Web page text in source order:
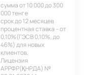
сумма от 10 000 до 300
000 тенге
срок до 12 месяцев
процентная ставка – от
0,10%(ГЭСВ 0,10%, до
46%) для новых
клиентов.
Лицензия
АРРФР(ҚНРДА) №